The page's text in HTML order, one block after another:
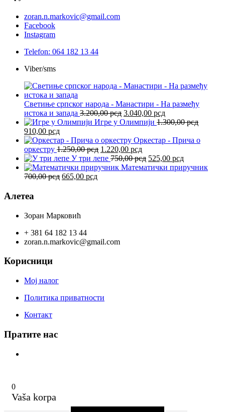
1.400,00 рсд.
zoran.n.markovic@gmail.com
Facebook
Instagram
Telefon: 064 182 13 44
Viber/sms
Светиње српског народа - Манастири - На размеђу
истока и запада 3.200,00рсд Оригинална
цена
била:
3.200,00 рсд.
3.040,00 рсдТренутна
цена
3.040,00 рсд.
Игре у Олимпији 1.300,00рсд
Оригинална
цена
је
била:
1.300,00 рсд.
910,00 рсдТренутна
цена
је:
910,00 рсд.
Оркестар - Прича о
оркестру 1.250,00рсд Оригинална
цена
је
1.220,00 рсдТренутна
цена
је:
У три лепе 750,00рсд Оригинална
цена
525,00 рсдТренутна
цена
Математички приручник
700,00рсд Оригинална
700,00 рсд.
665,00 рсдТренутна
Алетеа
Зоран Марковић
+ 381 64 182 13 44
zoran.n.markovic@gmail.com
Корисници
Мој налог
Политика приватности
Контакт
Пратите нас
0
Vaša korpa